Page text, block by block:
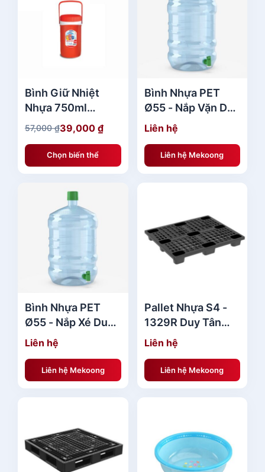
Bình Giữ Nhiệt
Nhựa 750ml
No.1055 Duy Tân
giá tốt
57,000₫
G
i
á
0
0
₫
.
39,000 ₫
G
i
á
:
3
,
0
0
Chọn biến thể
Bình Nhựa PET
Ø55 - Nắp Vặn Duy
Tân Giá Rẻ
Liên hệ
Liên hệ Mekoong
Bình Nhựa PET
Ø55 - Nắp Xé Duy
Tân Giá Rẻ
Liên hệ
Liên hệ Mekoong
Pallet Nhựa S4 -
1329R Duy Tân
Giá Rẻ
Liên hệ
Liên hệ Mekoong